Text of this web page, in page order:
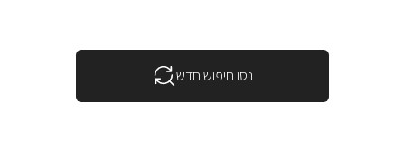
נסו חיפוש חדש